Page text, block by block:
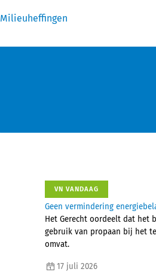
Milieuheffingen
VN VANDAAG
Geen vermindering
Het Gerecht oordeelt dat het
gebruik van propaan bij het
omvat.
17 juli 2026